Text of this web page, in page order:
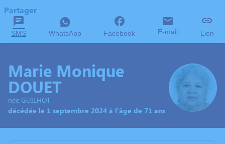
Partager
SMS WhatsApp Facebook E-mail Lien
Marie Monique
DOUET
née GUILHOT
décédée le 1 septembre 2024 à l'âge de 71 ans